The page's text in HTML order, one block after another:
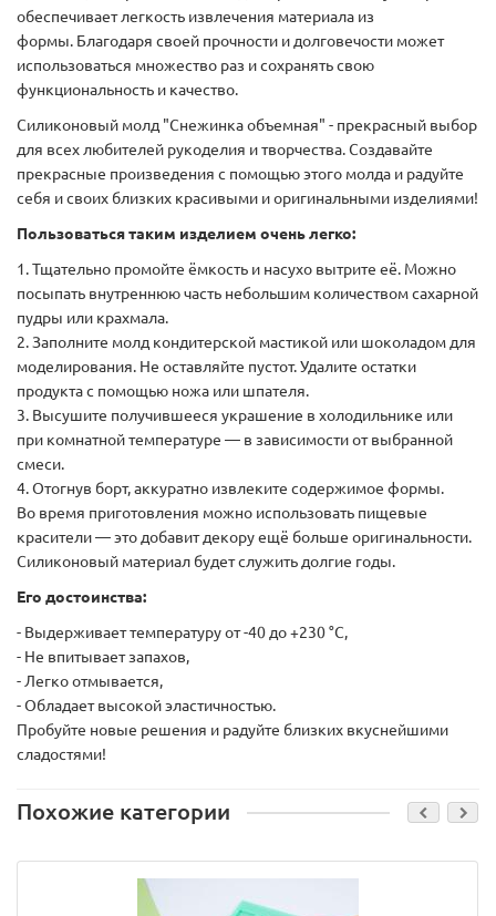
обеспечивает легкость извлечения материала из
формы. Благодаря своей прочности и долговечости может
использоваться множество раз и сохранять свою
функциональность и качество.
Силиконовый молд "Снежинка объемная" - прекрасный выбор
для всех любителей рукоделия и творчества. Создавайте
прекрасные произведения с помощью этого молда и радуйте
себя и своих близких красивыми и оригинальными изделиями!
Пользоваться таким изделием очень легко:
1. Тщательно промойте ёмкость и насухо вытрите её. Можно
посыпать внутреннюю часть небольшим количеством сахарной
пудры или крахмала.
2. Заполните молд кондитерской мастикой или шоколадом для
моделирования. Не оставляйте пустот. Удалите остатки
продукта с помощью ножа или шпателя.
3. Высушите получившееся украшение в холодильнике или
при комнатной температуре — в зависимости от выбранной
смеси.
4. Отогнув борт, аккуратно извлеките содержимое формы.
Во время приготовления можно использовать пищевые
красители — это добавит декору ещё больше оригинальности.
Силиконовый материал будет служить долгие годы.
Его достоинства:
- Выдерживает температуру от -40 до +230 °C,
- Не впитывает запахов,
- Легко отмывается,
- Обладает высокой эластичностью.
Пробуйте новые решения и радуйте близких вкуснейшими
сладостями!
Похожие категории